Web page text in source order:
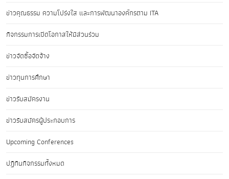
ข่าวคุณธรรม ความโปร่งใส และการพัฒนาองค์กรตาม ITA
กิจกรรมการเปิดโอกาสให้มีส่วนร่วม
ข่าวจัดซื้อจัดจ้าง
ข่าวทุนการศึกษา
ข่าวรับสมัครงาน
ข่าวรับสมัครผู้ประกอบการ
Upcoming Conferences
ปฏิทินกิจกรรมทั้งหมด